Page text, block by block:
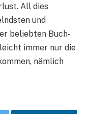
All dies
und
beliebten Buch-
immer nur die
nämlich